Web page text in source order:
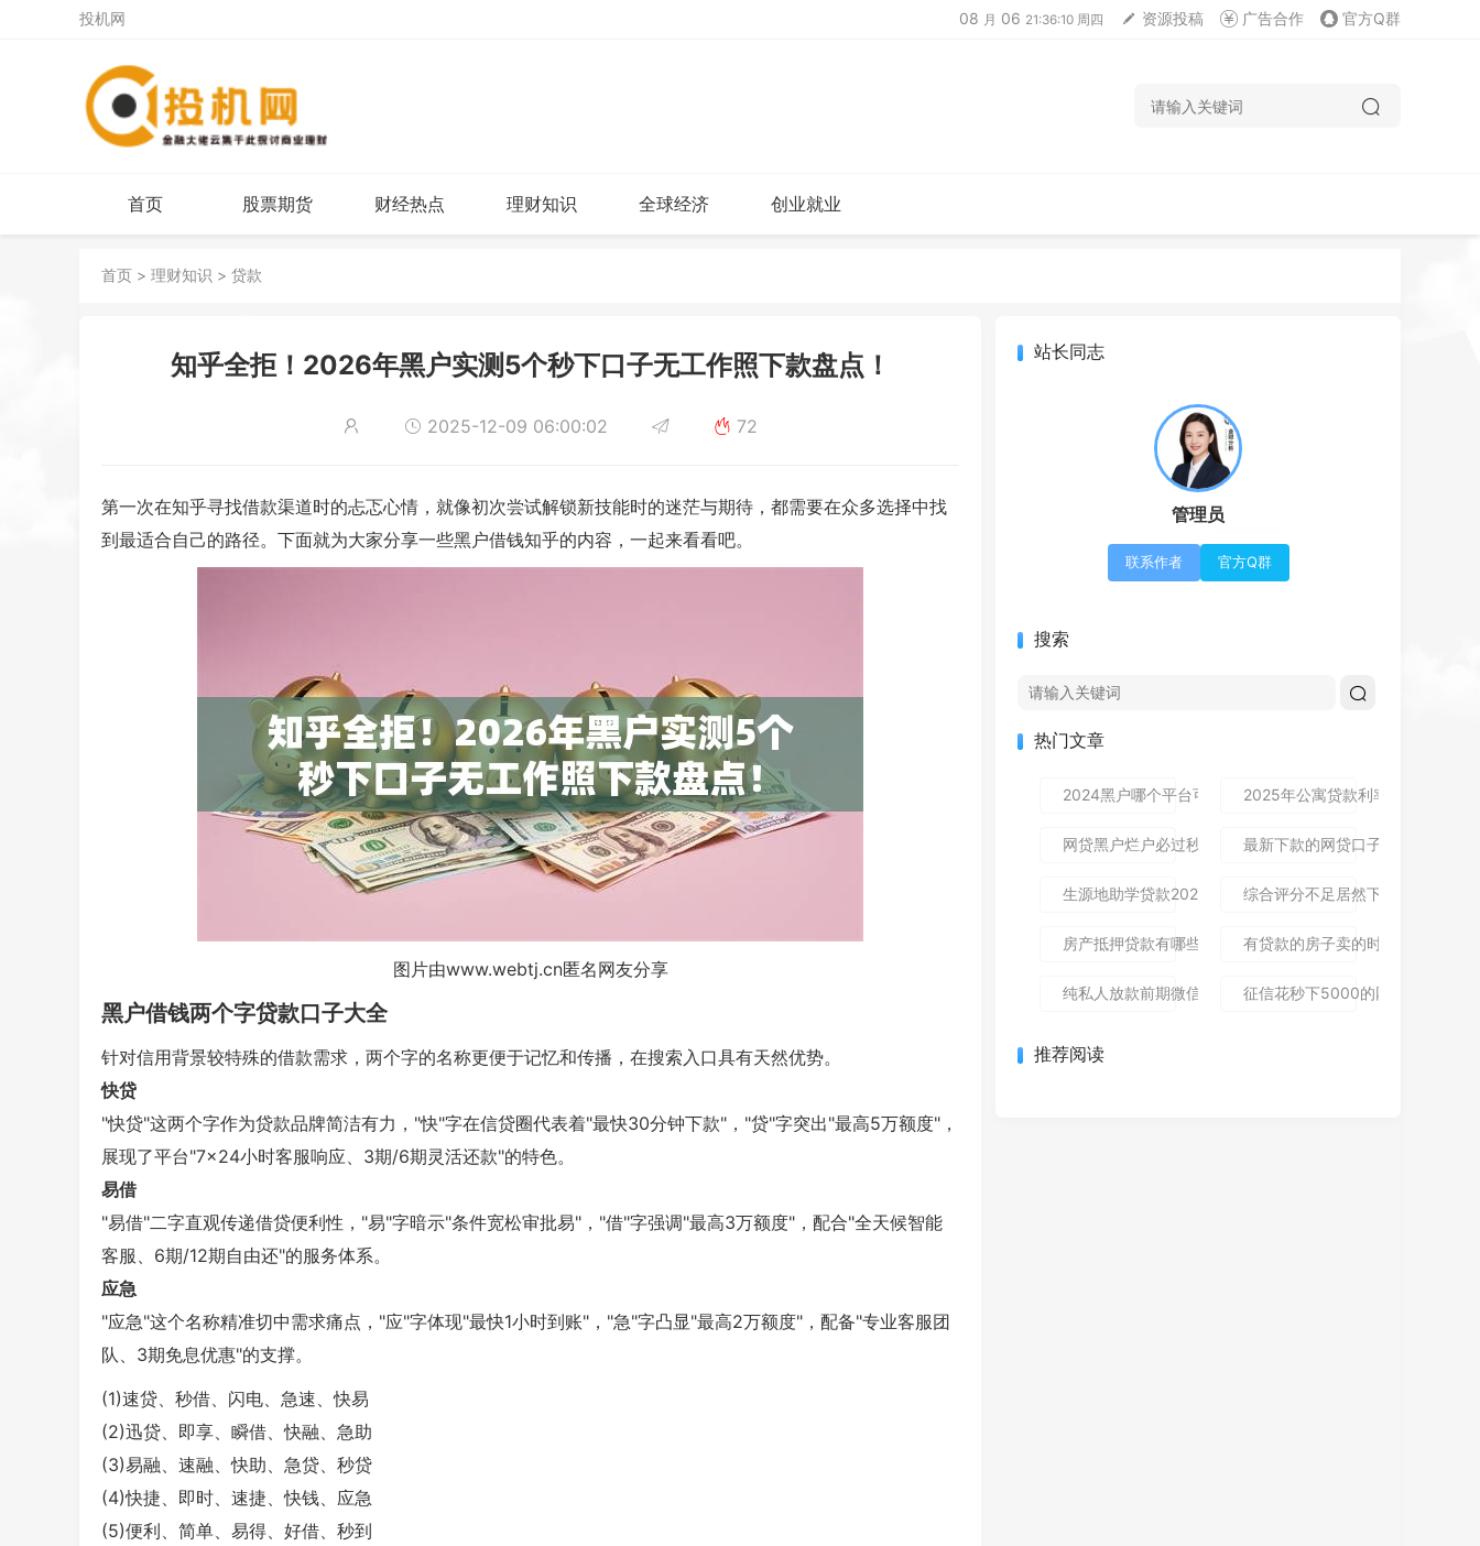
投机网 08 月 06 21:36:11 周四 资源投稿 广告合作 官方Q群
首页 股票期货 财经热点 理财知识 全球经济 创业就业
首页 > 理财知识 > 贷款
知乎全拒！2026年黑户实测5个秒下口子无工作照下款盘点！
2025-12-09 06:00:02 72
第一次在知乎寻找借款渠道时的忐忑心情，就像初次尝试解锁新技能时的迷茫与期待，都需要在众多选择中找
到最适合自己的路径。下面就为大家分享一些黑户借钱知乎的内容，一起来看看吧。
图片由www.webtj.cn匿名网友分享
黑户借钱两个字贷款口子大全
针对信用背景较特殊的借款需求，两个字的名称更便于记忆和传播，在搜索入口具有天然优势。
快贷
"快贷"这两个字作为贷款品牌简洁有力，"快"字在信贷圈代表着"最快30分钟下款"，"贷"字突出"最高5万额度"，
展现了平台"7×24小时客服响应、3期/6期灵活还款"的特色。
易借
"易借"二字直观传递借贷便利性，"易"字暗示"条件宽松审批易"，"借"字强调"最高3万额度"，配合"全天候智能
客服、6期/12期自由还"的服务体系。
应急
"应急"这个名称精准切中需求痛点，"应"字体现"最快1小时到账"，"急"字凸显"最高2万额度"，配备"专业客服团
队、3期免息优惠"的支撑。
(1)速贷、秒借、闪电、急速、快易
(2)迅贷、即享、瞬借、快融、急助
(3)易融、速融、快助、急贷、秒贷
(4)快捷、即时、速捷、快钱、应急
(5)便利、简单、易得、好借、秒到
站长同志
管理员
联系作者 官方Q群
搜索
热门文章
2024黑户哪个平台可以借到钱,隆重介绍5个免审秒批的分享
2025年公寓贷款利率是多少？别
网贷黑户烂户必过秒下款9月高通过率指南！顺便整理这5个
最新下款的网贷口子论坛,全网收
生源地助学贷款2025年发放时间及到账流程详解
综合评分不足居然下款了,简单汇
房产抵押贷款有哪些风险？一文讲清所有风险点，新手办理
有贷款的房子卖的时候贷款怎么
纯私人放款前期微信私人贷,为您介绍5款包下款的黑户口子
征信花秒下5000的网贷哪个还能
推荐阅读